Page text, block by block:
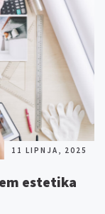
11 LIPNJA, 2025
estetika